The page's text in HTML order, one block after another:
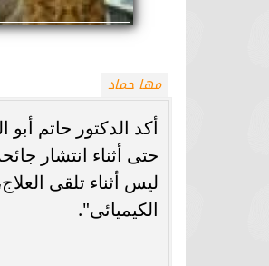
مها حماد
أكد الدكتور حاتم
حتى أثناء انتشار
ليس أثناء تلقى
الكيميائى".